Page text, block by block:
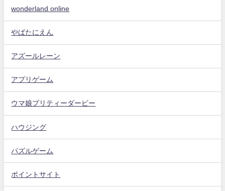
wonderland online
やばたにえん
アズールレーン
アプリゲーム
ウマ娘プリティーダービー
ハウジング
パズルゲーム
ポイントサイト